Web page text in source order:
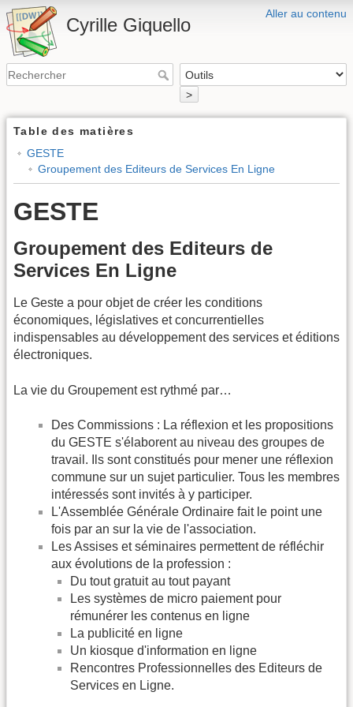
Aller au contenu
Cyrille Giquello
>
Table des matières
GESTE
Groupement des Editeurs de Services En Ligne
GESTE
Groupement des Editeurs de
Services En Ligne
Le Geste a pour objet de créer les conditions
économiques, législatives et concurrentielles
indispensables au développement des services et éditions
électroniques.
La vie du Groupement est rythmé par…
Des Commissions : La réflexion et les propositions
du GESTE s'élaborent au niveau des groupes de
travail. Ils sont constitués pour mener une réflexion
commune sur un sujet particulier. Tous les membres
intéressés sont invités à y participer.
L'Assemblée Générale Ordinaire fait le point une
fois par an sur la vie de l'association.
Les Assises et séminaires permettent de réfléchir
aux évolutions de la profession :
Du tout gratuit au tout payant
Les systèmes de micro paiement pour
rémunérer les contenus en ligne
La publicité en ligne
Un kiosque d'information en ligne
Rencontres Professionnelles des Editeurs de
Services en Ligne.